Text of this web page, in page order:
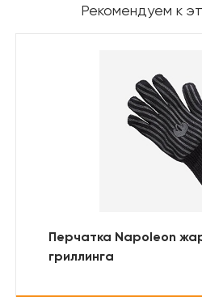
Рекомендуем к
Перчатка Napoleon
гриллинга